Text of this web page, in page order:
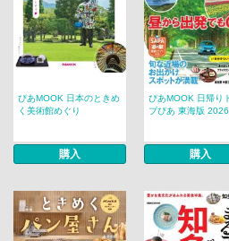
ぴあMOOK 日本のときめ
く美術館めぐり
購入
ぴあMOOK 日帰り
ブぴあ 東海版
購入